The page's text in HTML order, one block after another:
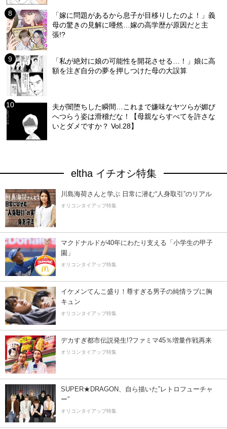
「嫁に問題があるから息子が目移りしたのよ！」義
母の驚きの見解に唖然…嫁の高学歴が原因だと主
張!?
「私が絶対に娘の可能性を開花させる…！」娘に高
額を注ぎ自分の夢を押しつけた母の大誤算
夫が闇堕ちした瞬間…これまで嫌味なヤツらが媚び
へつらう姿は滑稽だな！【母親ならすべてを許さな
いとダメですか？ Vol.28】
eltha イチオシ特集
川島海荷さんと学ぶ 日常に潜む“人身取引”のリアル
オリコンタイアップ特集
マクドナルドが40年にわたり支える「小学生の甲子
園」
オリコンタイアップ特集
イケメンてんこ盛り！尊すぎる男子の純情ラブに胸
キュン
オリコンタイアップ特集
デカすぎ都市伝説発生!?ファミマ45％増量作戦再来
オリコンタイアップ特集
SUPER★DRAGON、自ら描いた”レトロフューチャ
ー”
オリコンタイアップ特集